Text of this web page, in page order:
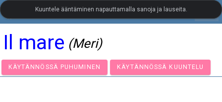
LanguageGuide.org•Italian kuvallinen sanasto
Il mare (Meri)
KÄYTÄNNÖSSÄ PUHUMINEN KÄYTÄNNÖSSÄ
Kuuntele ääntäminen napauttamalla sanoja ja lauseita.